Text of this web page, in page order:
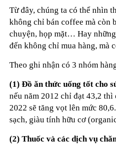
Từ đây, chúng ta có thể nhìn
không chỉ bán coffee mà còn
chuyện, họp mặt… Hay
đến không chỉ mua hàng, mà
Theo ghi nhận có 3 nhóm
(1) Đồ ăn thức uống tốt cho
nếu năm 2012 chỉ đạt 43,2 thì
2022 sẽ tăng vọt lên mức
sạch, giàu tính hữu cơ
(2) Thuốc và các dịch vụ